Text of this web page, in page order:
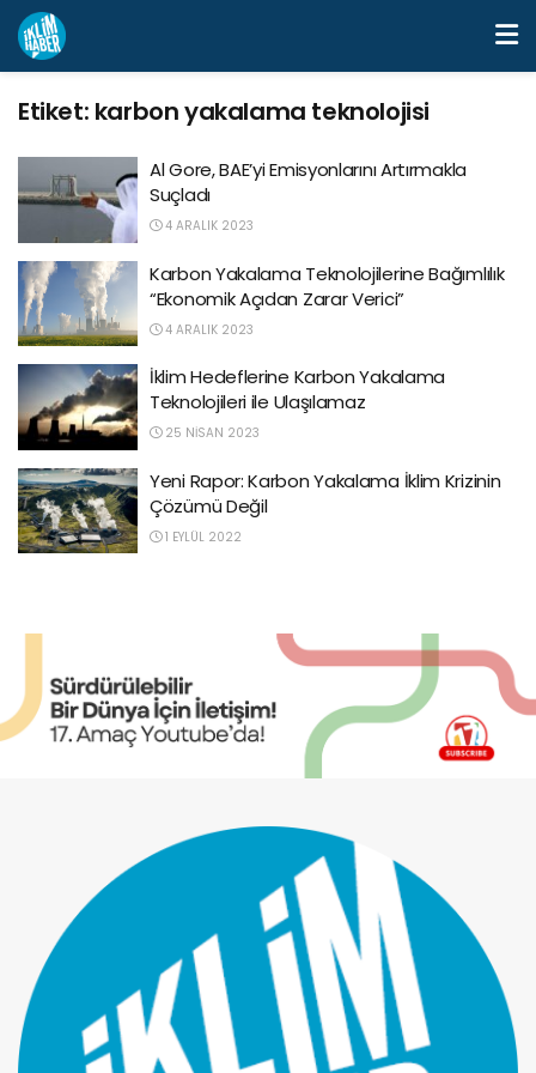
Etiket: karbon yakalama teknolojisi
Al Gore, BAE’yi Emisyonlarını Artırmakla
Suçladı
4 ARALIK 2023
Karbon Yakalama Teknolojilerine Bağımlılık
“Ekonomik Açıdan Zarar Verici”
4 ARALIK 2023
İklim Hedeflerine Karbon Yakalama
Teknolojileri ile Ulaşılamaz
25 NISAN 2023
Yeni Rapor: Karbon Yakalama İklim Krizinin
Çözümü Değil
1 EYLÜL 2022